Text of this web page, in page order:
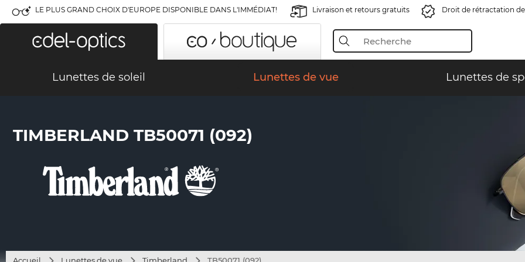
LE PLUS GRAND CHOIX D'EUROPE DISPONIBLE DANS L'IMMÉDIAT! Livraison et retours gratuits Droit de rétractation
Lunettes de soleil Lunettes de vue Lunettes de
TIMBERLAND TB50071 (092)